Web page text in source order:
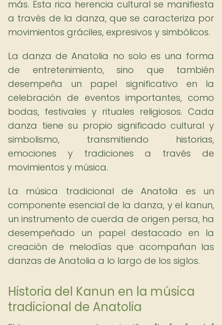
más. Esta rica herencia cultural se manifiesta
a través de la danza, que se caracteriza por
movimientos gráciles, expresivos y simbólicos.
La danza de Anatolia no solo es una forma
de entretenimiento, sino que también
desempeña un papel significativo en la
celebración de eventos importantes, como
bodas, festivales y rituales religiosos. Cada
danza tiene su propio significado cultural y
simbolismo, transmitiendo historias,
emociones y tradiciones a través de
movimientos y música.
La música tradicional de Anatolia es un
componente esencial de la danza, y el kanun,
un instrumento de cuerda de origen persa, ha
desempeñado un papel destacado en la
creación de melodías que acompañan las
danzas de Anatolia a lo largo de los siglos.
Historia del Kanun en la música
tradicional de Anatolia